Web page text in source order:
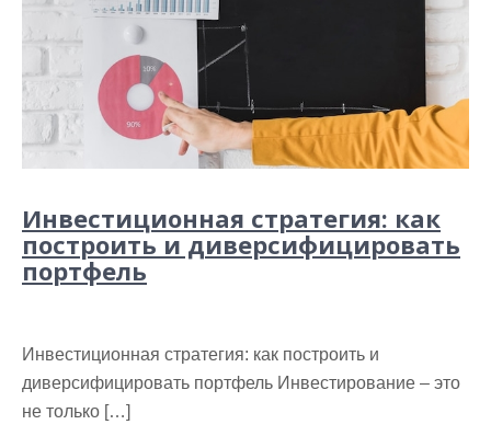
Инвестиционная стратегия: как
построить и диверсифицировать
портфель
Инвестиционная стратегия: как построить и
диверсифицировать портфель Инвестирование – это
не только […]